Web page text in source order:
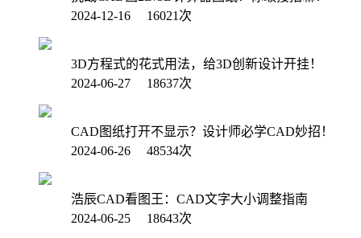
2024-12-16 16021次
3D方程式的花式用法，给3D创新设计开挂！
2024-06-27 18637次
CAD图纸打开不显示？设计师必学CAD妙招！
2024-06-26 48534次
浩辰CAD看图王：CAD文字大小调整指南
2024-06-25 18643次